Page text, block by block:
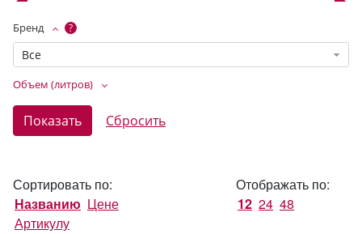
Бренд ?
Все
Объем (литров)
Сортировать по:
Названию Цене
Артикулу
Отображать по:
12 24 48